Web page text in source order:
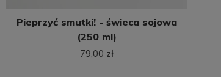
Pieprzyć smutki! - świeca sojowa
(250 ml)
79,00 zł